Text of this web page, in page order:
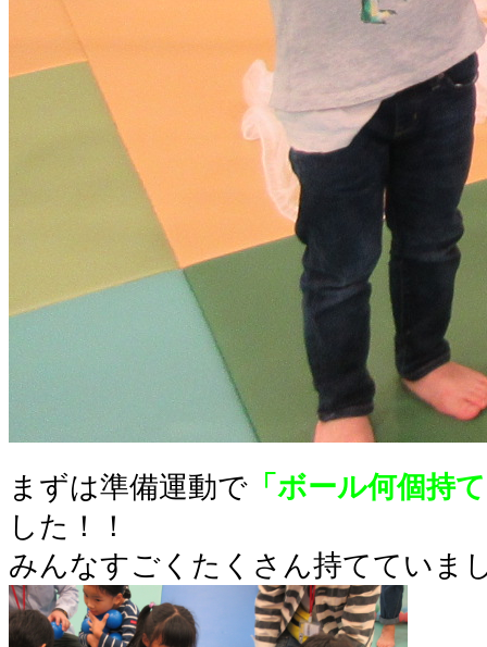
まずは準備運動で 「ボール何個持
した！！
みんなすごくたくさん持てていま